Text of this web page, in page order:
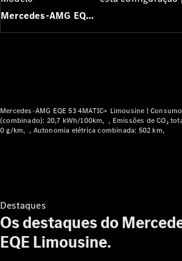
Modelos híbridos plug-in
Todas as
Classe C
Limousine
EQE
Limousine
Mercedes-AMG EQE Limousine
Mercedes-AMG EQE 53 4MATIC+ Limousine |
(combinado): 20,7 kWh/100km
Emissões de CO₂
0 g/km
Autonomia elétrica combinada: 502 km
Destaques
Os destaques do
EQE Limousine.